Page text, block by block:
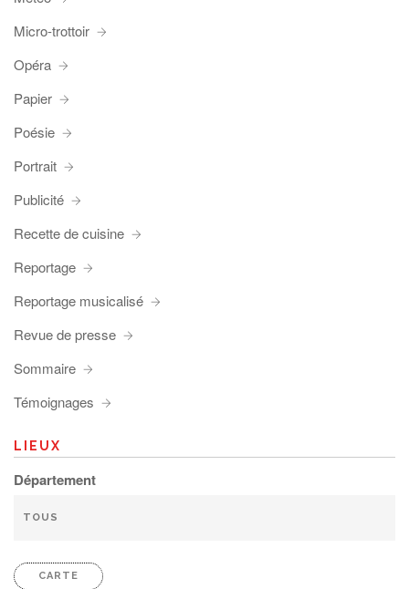
Micro-trottoir
Opéra
Papier
Poésie
Portrait
Publicité
Recette de cuisine
Reportage
Reportage musicalisé
Revue de presse
Sommaire
Témoignages
LIEUX
Département
CARTE